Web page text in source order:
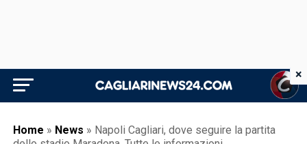
Home » News » Napoli Cagliari, dove seguire la partita
×